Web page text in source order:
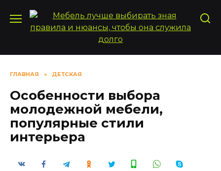
содержанию
ГЛАВНАЯ » ДЕТСКАЯ
Особенности выбора
молодежной мебели,
популярные стили
интерьера